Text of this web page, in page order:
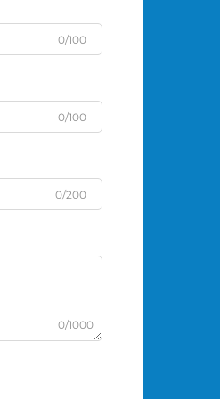
0/100
0/100
0/200
0/1000